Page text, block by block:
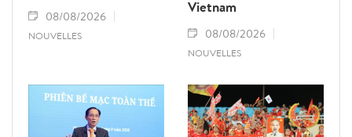
08/08/2026
NOUVELLES
Vietnam
08/08/2026
NOUVELLES